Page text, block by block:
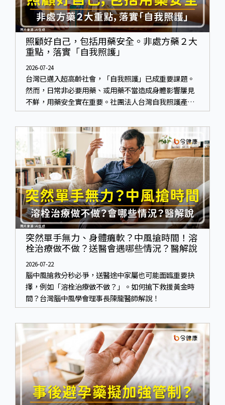
照顧好自己，包括用藥安全。非處方藥２大
重點，落實「自我照護」
2026-07-24
台灣已邁入超高齡社會，「自我照護」已成重要課題。
然而，日常非必要用藥、或用藥不當造成身體影響屢見
不鮮，用藥安全實在重要。社團法人台灣自我照護產業
協會 提出「非處方藥正確使用」與「藥師給力」，鼓勵
民眾建立安全且正確的自我照護習慣。
突然單手無力、身體癱軟？中風搶時間！溶
栓治療做不做？送醫會遇哪些情況？醫解說
2026-07-22
腦中風搶救分秒必爭，送醫途中家屬也可能面臨重要抉
擇，例如「溶栓治療做不做？」。如何搶下救援黃金時
間？台灣腦中風學會理事長陳龍醫師解說！